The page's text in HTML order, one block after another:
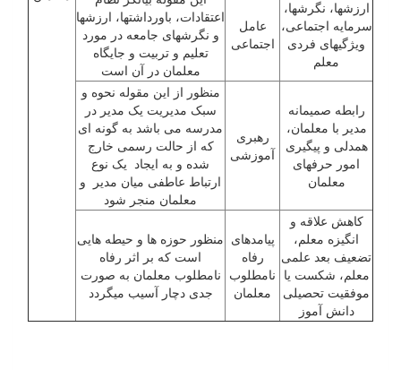
ارزشها، نگرشها،
سرمایه اجتماعی،
ویژگی­های فردی
معلم
عامل
اجتماعی
اعتقادات، باورداشتها، ارزشها
و نگرش­های جامعه در مورد
تعلیم و تربیت و جایگاه
معلمان در آن است
رابطه صمیمانه
مدیر با معلمان،
همدلی و پیگیری
امور حرفه­ای
معلمان
رهبری
آموزشی
منظور از این مقوله نحوه و
سبک مدیریت یک مدیر در
مدرسه می باشد به گونه ای
که از حالت رسمی خارج
شده و به ایجاد یک نوع
ارتباط عاطفی میان مدیر و
معلمان منجر شود
کاهش علاقه و
انگیزه معلم،
تضعیف بعد علمی
معلم، شکست یا
موفقیت تحصیلی
دانش آموز
پیامدهای
رفاه
نامطلوب
معلمان
منظور حوزه ها و حیطه هایی
است که بر اثر رفاه
نامطلوب معلمان به صورت
جدی دچار آسیب می­گردد